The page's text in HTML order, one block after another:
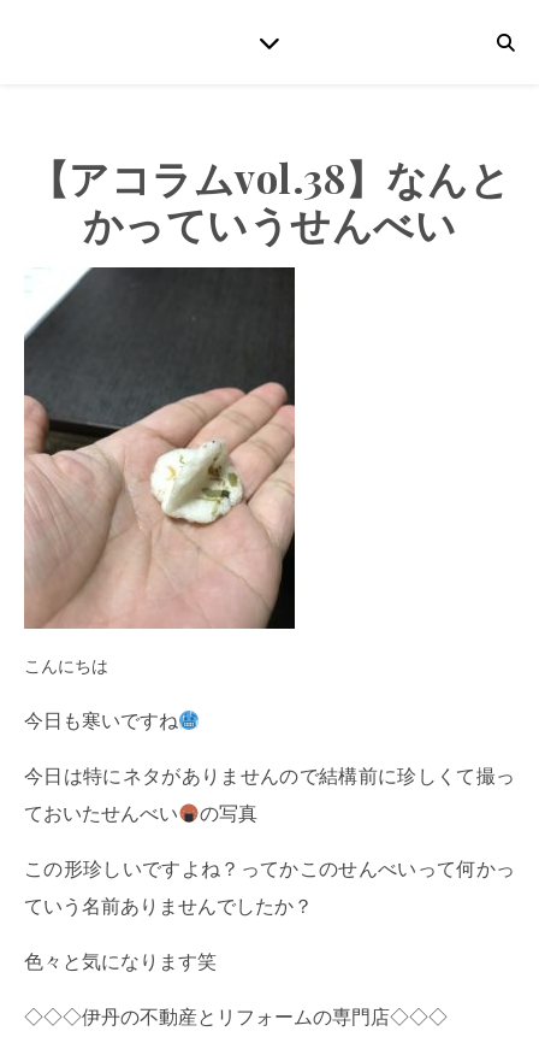
【アコラムvol.38】なんと
かっていうせんべい
こんにちは
今日も寒いですね
今日は特にネタがありませんので結構前に珍しくて撮っ
ておいたせんべい
の写真
この形珍しいですよね？ってかこのせんべいって何かっ
ていう名前ありませんでしたか？
色々と気になります笑
◇◇◇伊丹の不動産とリフォームの専門店◇◇◇